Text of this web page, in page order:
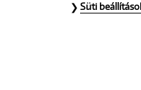
Uniklinik
Süti